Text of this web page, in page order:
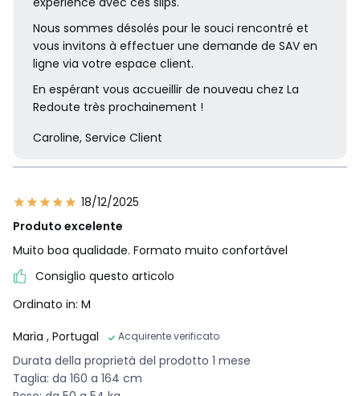
Nous sommes désolés pour le souci rencontré et
vous invitons à effectuer une demande de SAV en
ligne via votre espace client.
En espérant vous accueillir de nouveau chez La
Redoute très prochainement !
Caroline, Service Client
18/12/2025
Produto excelente
Muito boa qualidade. Formato muito confortável
Consiglio questo articolo
Ordinato in: M
Maria , Portugal Acquirente verificato
Durata della proprietà del prodotto 1 mese
Taglia: da 160 a 164 cm